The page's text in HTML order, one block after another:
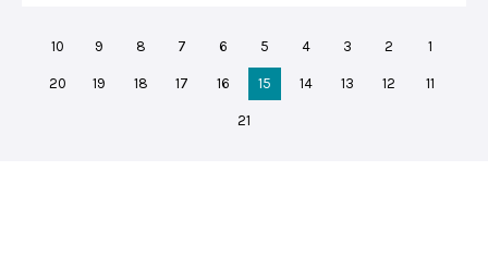
1
2
3
4
5
6
7
8
9
10
11
12
13
14
15
16
17
18
19
20
21